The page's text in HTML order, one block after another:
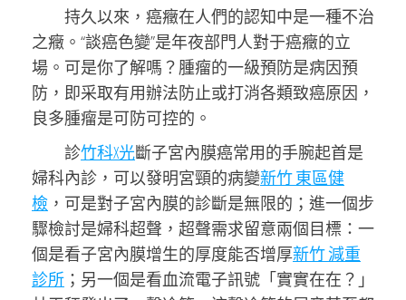
持久以來，癌癥在人們的認知中是一種不治
之癥。“談癌色變”是年夜部門人對于癌癥的立
場。可是你了解嗎？腫瘤的一級預防是病因預
防，即采取有用辦法防止或打消各類致癌原因，
良多腫瘤是可防可控的。
診竹科X光斷子宮內膜癌常用的手腕起首是
婦科內診，可以發明宮頸的病變新竹 東區健
檢 ，可是對子宮內膜的診斷是無限的；進一個步
驟檢討是婦科超聲，超聲需求留意兩個目標：一
個是看子宮內膜增生的厚度能否增厚新竹 減重
診所 ；另一個是看血流電子訊號「實實在在？」